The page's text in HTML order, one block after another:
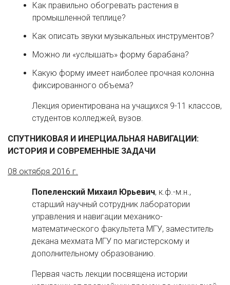
Как правильно обогревать растения в
промышленной теплице?
Как описать звуки музыкальных инструментов?
Можно ли «услышать» форму барабана?
Какую форму имеет наиболее прочная колонна
фиксированного объема?
Лекция ориентирована на учащихся 9-11 классов,
студентов колледжей, вузов.
СПУТНИКОВАЯ И ИНЕРЦИАЛЬНАЯ НАВИГАЦИИ:
ИСТОРИЯ И СОВРЕМЕННЫЕ ЗАДАЧИ
08 октября 2016 г.
Попеленский Михаил Юрьевич, к.ф.-м.н.,
старший научный сотрудник лаборатории
управления и навигации механико-
математического факультета МГУ, заместитель
декана мехмата МГУ по магистерскому и
дополнительному образованию.
Первая часть лекции посвящена истории